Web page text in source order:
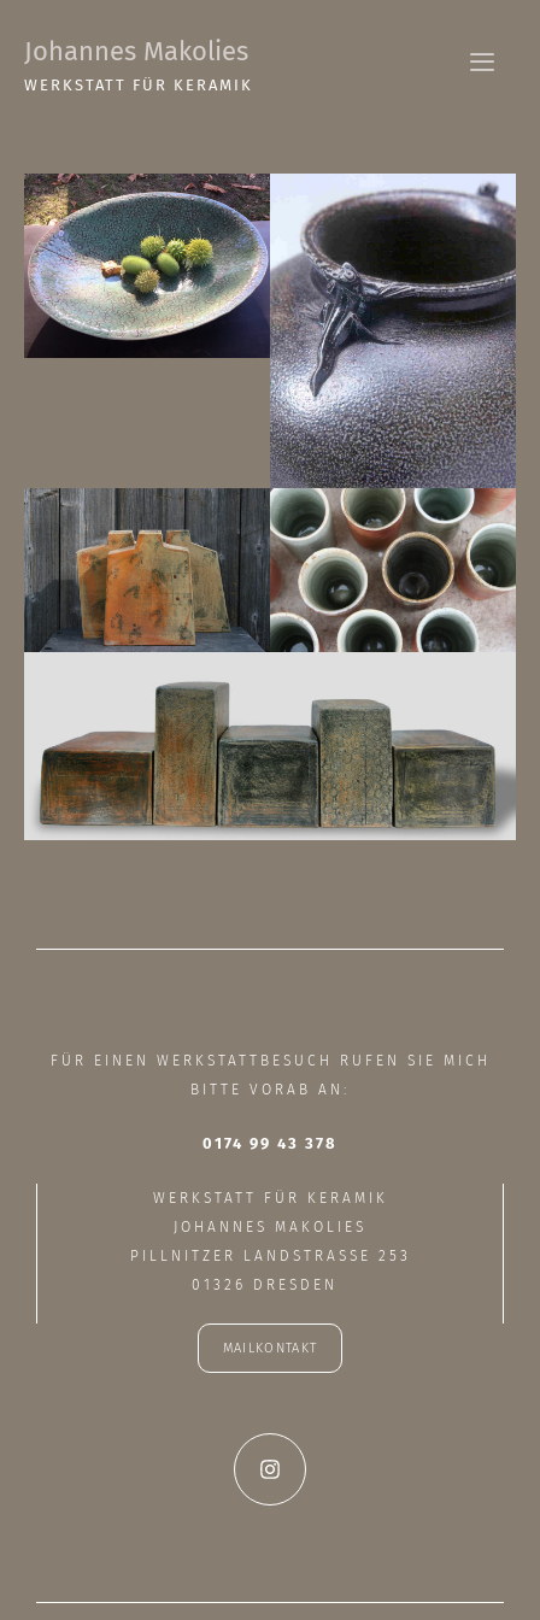
Inhalt
springen
Johannes Makolies
WERKSTATT FÜR KERAMIK
FÜR EINEN WERKSTATTBESUCH RUFEN SIE MICH
BITTE VORAB AN:
0174 99 43 378
WERKSTATT FÜR KERAMIK
JOHANNES MAKOLIES
PILLNITZER LANDSTRASSE 253
01326 DRESDEN
MAILKONTAKT